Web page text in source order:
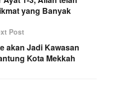
yang Banyak
Post
akan Jadi Kawasan
Kota Mekkah